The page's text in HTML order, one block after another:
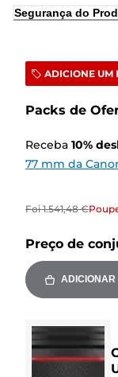
Segurança do
ADICIONE UM
Packs de
Receba 10%
77 mm da
Foi1.541,48 €
Preço de
ADICIONAR